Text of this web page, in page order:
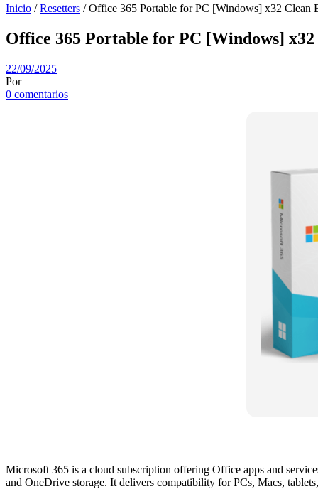
Inicio /Resetters / Office 365 Portable for PC [Windows] x32 Clean
Office 365 Portable for PC [Windows] x32
22/09/2025
Por
0 comentarios
Microsoft 365 is a cloud subscription offering Office apps and
and OneDrive storage. It delivers compatibility for PCs, Macs,